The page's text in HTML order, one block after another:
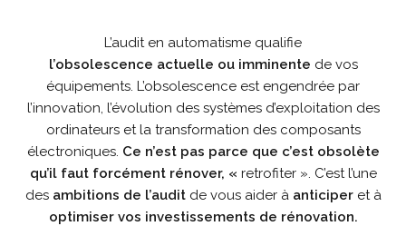
L’audit en automatisme qualifie
l’obsolescence actuelle ou imminente de vos
équipements. L’obsolescence est engendrée par
l’innovation, l’évolution des systèmes d’exploitation des
ordinateurs et la transformation des composants
électroniques. Ce n’est pas parce que c’est obsolète
qu’il faut forcément rénover, « retrofiter ». C’est l’une
des ambitions de l’auditde vous aider à anticiperet à
optimiser vos investissements de rénovation.